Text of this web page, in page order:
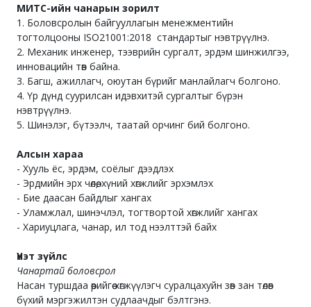
МИТС-ийн чанарын зорилт
1. Боловсролын байгууллагын менежментийн
тогтолцооны ISO21001:2018 стандартыг нэвтрүүлнэ.
2. Механик инженер, тээврийн сургалт, эрдэм шинжилгээ,
инновацийн төв байна.
3. Багш, ажиллагч, оюутан бүрийг манлайлагч болгоно.
4. Үр дүнд суурилсан идэвхитэй сургалтыг бүрэн
нэвтрүүлнэ.
5. Шинэлэг, бүтээлч, таатай орчинг бий болгоно.
Алсын хараа
- Хууль ёс, эрдэм, соёлыг дээдлэх
- Эрдмийн эрх чөлөө, хүний хөгжлийг эрхэмлэх
- Бие даасан байдлыг хангах
- Уламжлал, шинэчлэл, тогтвортой хөгжлийг хангах
- Хариуцлага, чанар, ил тод нээлттэй байх
Үнэт зүйлс
Чанартай боловсрол
Насан туршдаа өөрийгөө хөгжүүлэгч суралцахуйн зөв зан төлөв
бүхий мэргэжилтэн судлаачдыг бэлтгэнэ.